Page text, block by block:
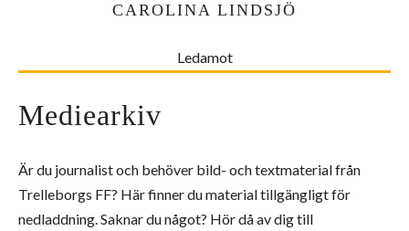
CAROLINA LINDSJÖ
Ledamot
Mediearkiv
Är du journalist och behöver bild- och textmaterial från
Trelleborgs FF? Här finner du material tillgängligt för
nedladdning. Saknar du något? Hör då av dig till